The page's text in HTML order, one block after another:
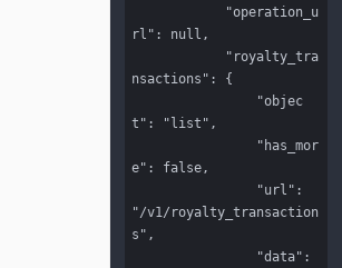
rl": null,
nsactions": {
t": "list",
e": false,
"/v1/royalty_transaction
s",